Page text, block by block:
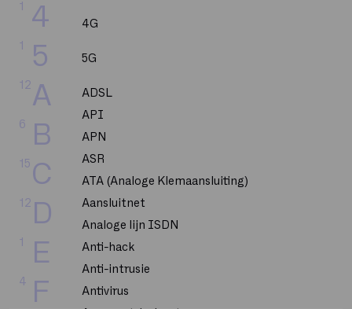
4
1
5
1
A
12
B
6
C
15
D
12
E
1
F
4
4G
5G
ADSL
API
APN
ASR
ATA (Analoge Klemaansluiting)
Aansluitnet
Analoge lijn ISDN
Anti-hack
Anti-intrusie
Antivirus